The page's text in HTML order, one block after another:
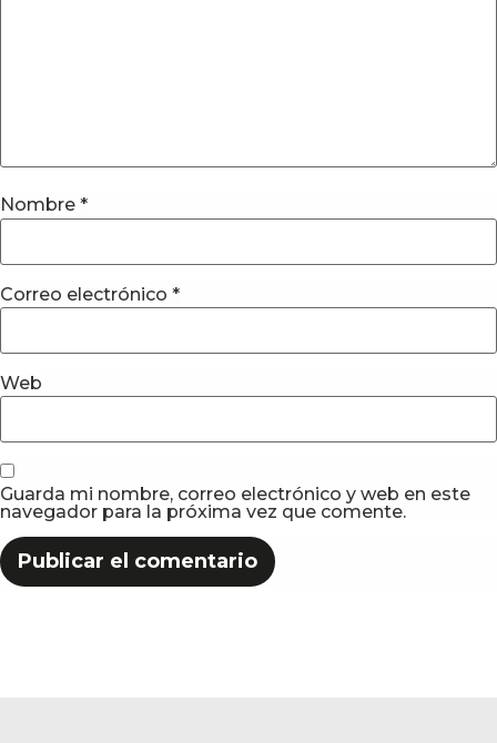
Nombre *
Correo electrónico *
Web
Guarda mi nombre, correo electrónico y web en este
navegador para la próxima vez que comente.